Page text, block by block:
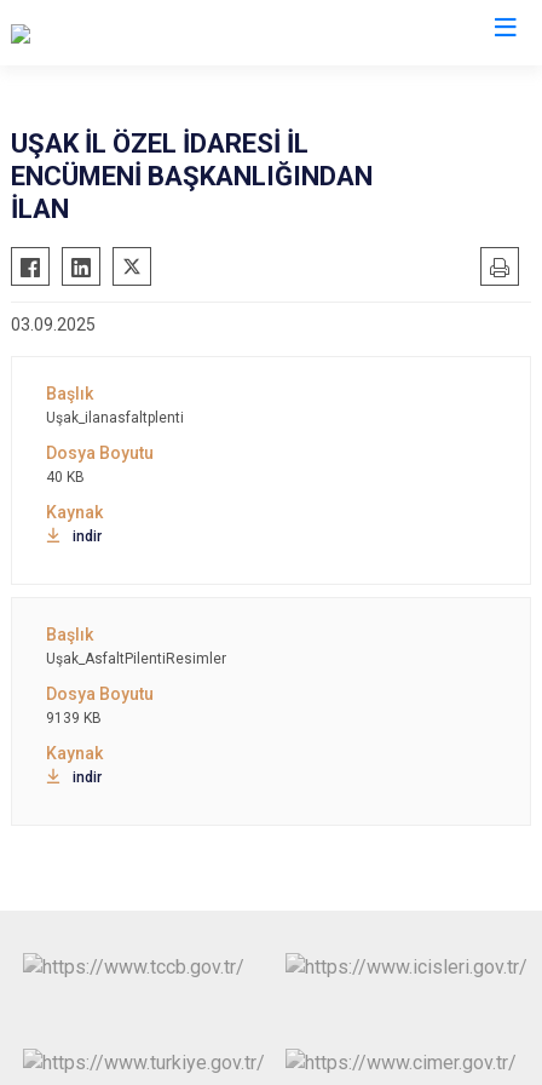
UŞAK İL ÖZEL İDARESİ İL
ENCÜMENİ BAŞKANLIĞINDAN
İLAN
03.09.2025
Uşak_ilanasfaltplenti
40 KB
indir
Uşak_AsfaltPilentiResimler
9139 KB
indir